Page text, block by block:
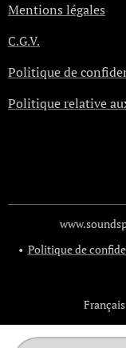
Mentions légales
C.G.V.
Politique de
Politique relative
Politique de
Français